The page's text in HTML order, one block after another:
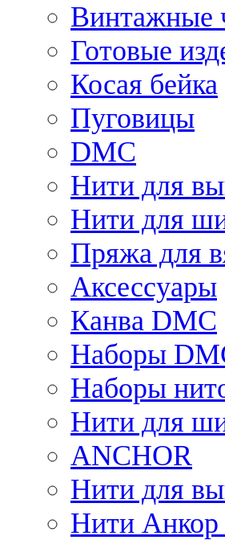
Винтажные
Готовые
Косая бейка
Пуговицы
DMC
Нити для
Нити для
Пряжа для
Аксессуары
Канва DMC
Наборы
Наборы
Нити для
ANCHOR
Нити для
Нити Анкор